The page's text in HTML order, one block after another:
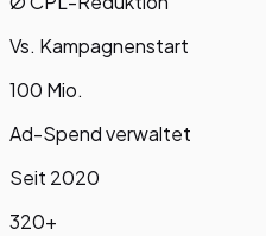
Vs. Kampagnenstart
100 Mio.
Ad-Spend verwaltet
Seit 2020
320+